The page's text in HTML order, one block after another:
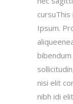
Ipsum.
nisi elit
nibh idi